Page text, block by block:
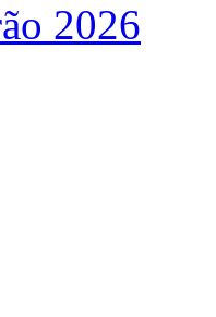
2026